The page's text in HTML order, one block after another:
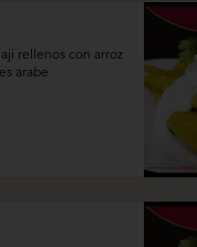
rellenos con arroz
arabe